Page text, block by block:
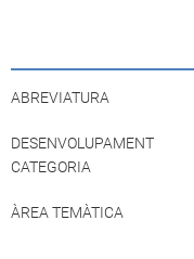
ABREVIATURA
DESENVOLUPAMENT
CATEGORIA
ÀREA TEMÀTICA